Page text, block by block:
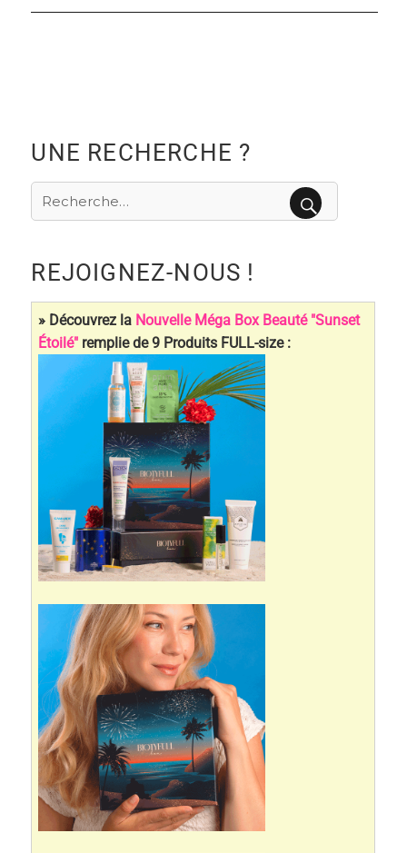
UNE RECHERCHE ?
Recherche
pour
REJOIGNEZ-NOUS !
» Découvrez la Nouvelle Méga Box Beauté "Sunset
Étoilé" remplie de 9 Produits FULL-size :